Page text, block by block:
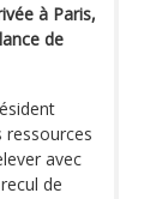
à Paris,
de
ressources
avec
de